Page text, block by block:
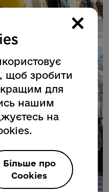
×
щоб зробити
кращим для
нашим
на
Більше про
Cookies